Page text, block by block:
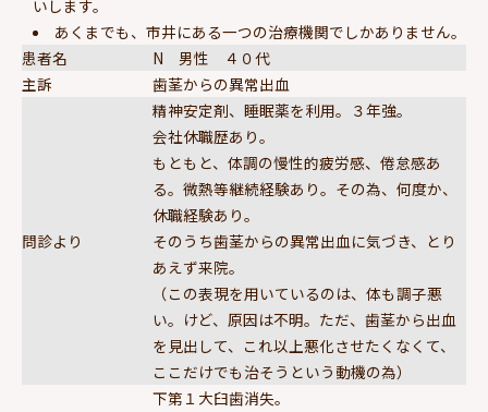
いします。
あくまでも、市井にある一つの治療機関でしかありません。
患者名
N 男性 ４０代
主訴
歯茎からの異常出血
問診より
精神安定剤、睡眠薬を利用。３年強。
会社休職歴あり。
もともと、体調の慢性的疲労感、倦怠感あ
る。微熱等継続経験あり。その為、何度か、
休職経験あり。
そのうち歯茎からの異常出血に気づき、とり
あえず来院。
（この表現を用いているのは、体も調子悪
い。けど、原因は不明。ただ、歯茎から出血
を見出して、これ以上悪化させたくなくて、
ここだけでも治そうという動機の為）
下第１大臼歯消失。